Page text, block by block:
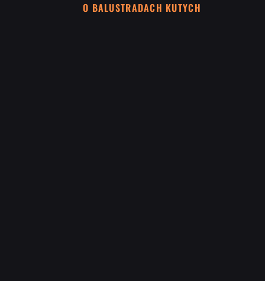
O BALUSTRADACH KUTYCH